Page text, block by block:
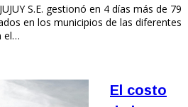
S.E. gestionó en 4 días más de 79
en los municipios de las diferentes
el…
El costo